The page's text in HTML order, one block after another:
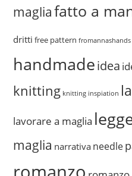
magliafatto a
dritti free pattern fromannashands
handmadeidea
knitting knitting inspiation
lavorare a maglia
maglia narrativa needle